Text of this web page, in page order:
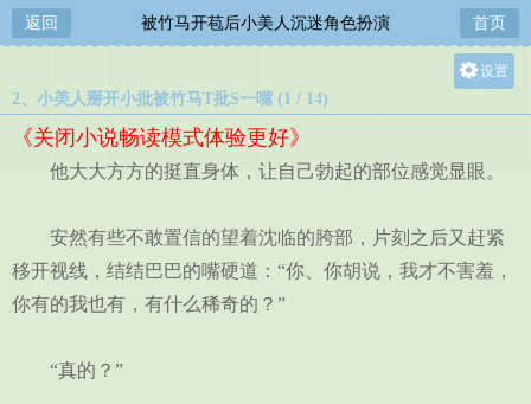
返回 被竹马开苞后小美人沉迷角色扮演 首页
设置
中
2、小美人掰开小批被竹马T批S一嘴 (1 / 14)
《关闭小说畅读模式体验更好》
他大大方方的挺直身体，让自己勃起的部位感觉显眼。
安然有些不敢置信的望着沈临的胯部，片刻之后又赶紧
移开视线，结结巴巴的嘴硬道：“你、你胡说，我才不害羞，
你有的我也有，有什么稀奇的？”
“真的？”